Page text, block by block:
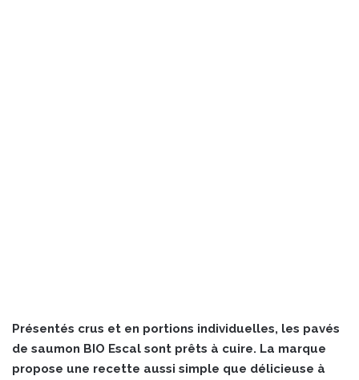
Présentés crus et en portions individuelles, les pavés
de saumon BIO Escal sont prêts à cuire. La marque
propose une recette aussi simple que délicieuse à